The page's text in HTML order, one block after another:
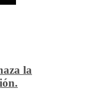
la